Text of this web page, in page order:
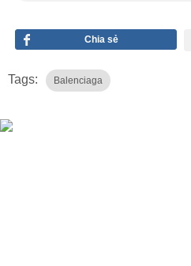
Chia sẻ
Tags: Balenciaga